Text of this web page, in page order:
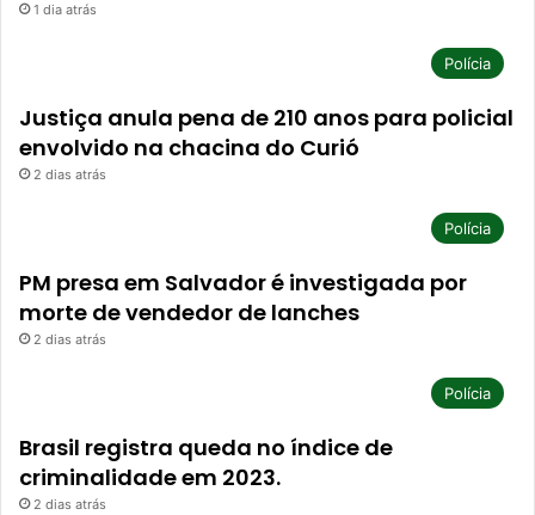
1 dia atrás
Polícia
Justiça anula pena de 210 anos para policial
envolvido na chacina do Curió
2 dias atrás
Polícia
PM presa em Salvador é investigada por
morte de vendedor de lanches
2 dias atrás
Polícia
Brasil registra queda no índice de
criminalidade em 2023.
2 dias atrás